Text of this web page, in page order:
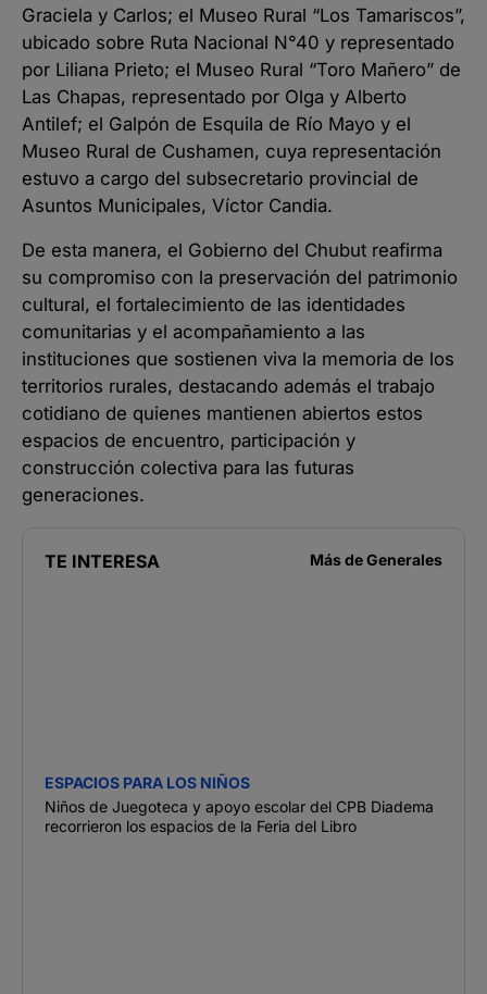
Graciela y Carlos; el Museo Rural “Los Tamariscos”,
ubicado sobre Ruta Nacional N°40 y representado
por Liliana Prieto; el Museo Rural “Toro Mañero” de
Las Chapas, representado por Olga y Alberto
Antilef; el Galpón de Esquila de Río Mayo y el
Museo Rural de Cushamen, cuya representación
estuvo a cargo del subsecretario provincial de
Asuntos Municipales, Víctor Candia.
De esta manera, el Gobierno del Chubut reafirma
su compromiso con la preservación del patrimonio
cultural, el fortalecimiento de las identidades
comunitarias y el acompañamiento a las
instituciones que sostienen viva la memoria de los
territorios rurales, destacando además el trabajo
cotidiano de quienes mantienen abiertos estos
espacios de encuentro, participación y
construcción colectiva para las futuras
generaciones.
TE INTERESA Más deGenerales
ESPACIOS PARA LOS NIÑOS
Niños de Juegoteca y apoyo escolar del CPB Diadema
recorrieron los espacios de la Feria del Libro